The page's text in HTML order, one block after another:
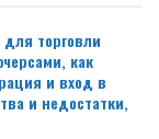
торговли
как
и вход в
и недостатки,